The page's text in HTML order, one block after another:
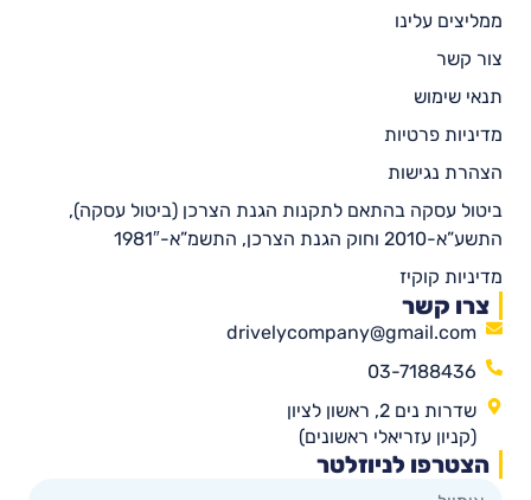
ממליצים עלינו
צור קשר
תנאי שימוש
מדיניות פרטיות
הצהרת נגישות
ביטול עסקה בהתאם לתקנות הגנת הצרכן (ביטול עסקה),
התשע”א-2010 וחוק הגנת הצרכן, התשמ”א-1981″
מדיניות קוקיז
צרו קשר
drivelycompany@gmail.com
03-7188436
שדרות נים 2, ראשון לציון
(קניון עזריאלי ראשונים)
הצטרפו לניוזלטר